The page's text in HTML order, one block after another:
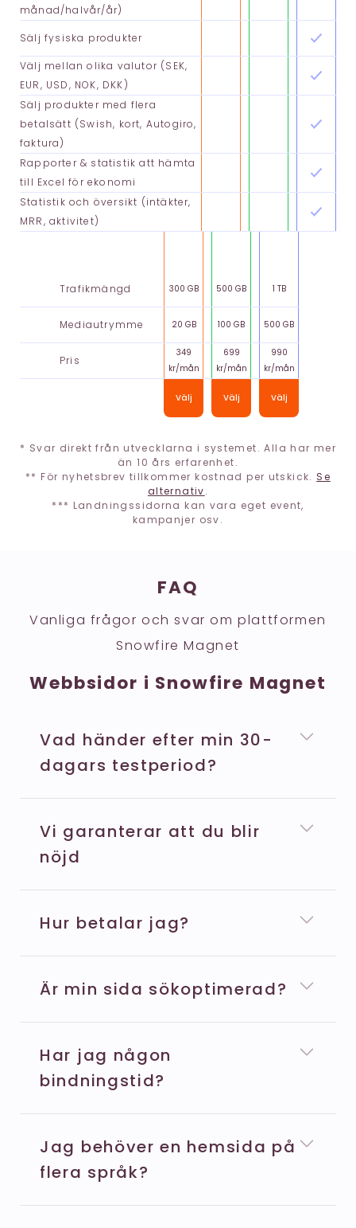
månad/halvår/år)
Sälj fysiska produkter
Välj mellan olika valutor (SEK,
EUR, USD, NOK, DKK)
Sälj produkter med flera
betalsätt (Swish, kort, Autogiro,
faktura)
Rapporter & statistik att hämta
till Excel för ekonomi
Statistik och översikt (intäkter,
MRR, aktivitet)
Trafikmängd 300 GB 500 GB 1 TB
Mediautrymme 20 GB 100 GB 500 GB
Pris
349
kr/mån
699
kr/mån
990
kr/mån
Välj Välj Välj
* Svar direkt från utvecklarna i systemet. Alla har mer
än 10 års erfarenhet.
** För nyhetsbrev tillkommer kostnad per utskick. Se
alternativ.
*** Landningssidorna kan vara eget event,
kampanjer osv.
FAQ
Vanliga frågor och svar om plattformen
Snowfire Magnet
Webbsidor i Snowfire Magnet
Vad händer efter min 30-
dagars testperiod?
Vi garanterar att du blir
nöjd
Hur betalar jag?
Är min sida sökoptimerad?
Har jag någon
bindningstid?
Jag behöver en hemsida på
flera språk?